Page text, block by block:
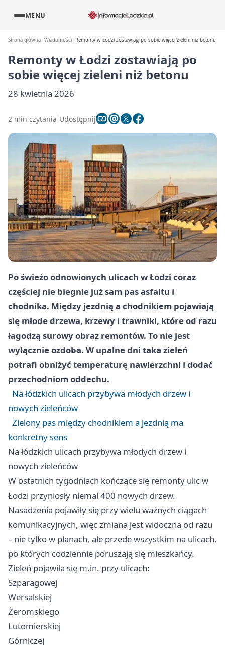
MENU
Strona główna Wiadomości Remonty w Łodzi zostawiają po sobie więcej zieleni niż betonu
Remonty w Łodzi zostawiają po
sobie więcej zieleni niż betonu
28 kwietnia 2026
2 min czytania Udostępnij
Po świeżo odnowionych ulicach w Łodzi coraz
częściej nie biegnie już sam pas asfaltu i
chodnika. Między jezdnią a chodnikiem pojawiają
się młode drzewa, krzewy i trawniki, które od razu
łagodzą surowy obraz remontów. To nie jest
wyłącznie ozdoba. W upalne dni taka zieleń
potrafi obniżyć temperaturę nawierzchni i dodać
przechodniom oddechu.
Na łódzkich ulicach przybywa młodych drzew i
nowych zieleńców
Zielony pas między chodnikiem a jezdnią ma
konkretny sens
Na łódzkich ulicach przybywa młodych drzew i
nowych zieleńców
W ostatnich tygodniach kończące się remonty ulic w
Łodzi przyniosły niemal 400 nowych drzew.
Nasadzenia pojawiły się przy wielu ważnych ciągach
komunikacyjnych, więc zmiana jest widoczna od razu
– nie tylko w planach, ale przede wszystkim na ulicach,
po których codziennie poruszają się mieszkańcy.
Zieleń pojawiła się m.in. przy ulicach:
Szparagowej
Wersalskiej
Żeromskiego
Lutomierskiej
Górniczej